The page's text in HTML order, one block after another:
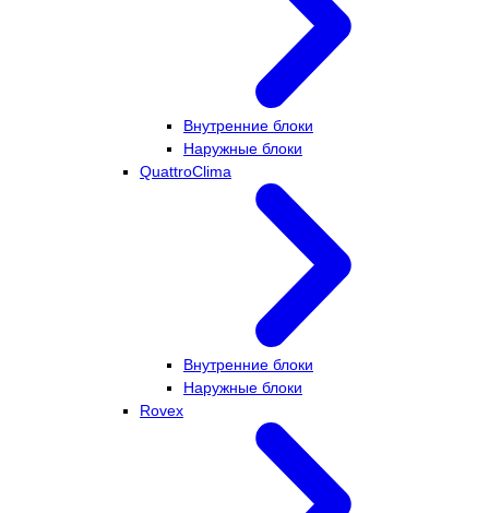
Внутренние блоки
Наружные блоки
QuattroClima
Внутренние блоки
Наружные блоки
Rovex